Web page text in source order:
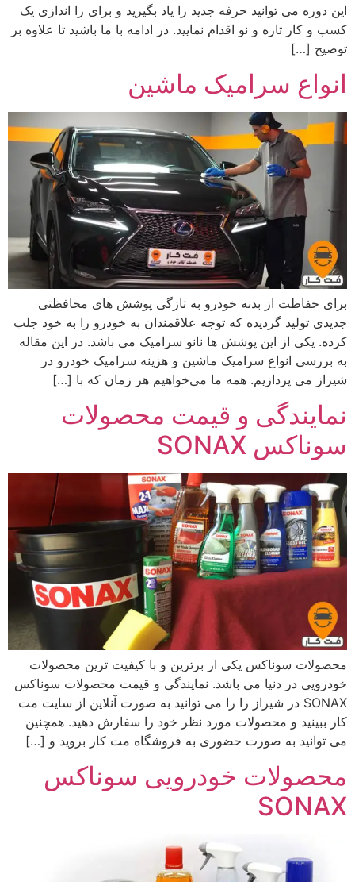
این دوره می توانید حرفه جدید را یاد بگیرید و برای را اندازی یک
کسب و کار تازه و نو اقدام نمایید. در ادامه با ما باشید تا علاوه بر
توضیح […]
انواع سرامیک ماشین
برای حفاظت از بدنه خودرو به تازگی پوشش های محافظتی
جدیدی تولید گردیده که توجه علاقمندان به خودرو را به خود جلب
کرده. یکی از این پوشش ها نانو سرامیک می باشد. در این مقاله
به بررسی انواع سرامیک ماشین و هزینه سرامیک خودرو در
شیراز می پردازیم. همه ما می‌خواهیم هر زمان که با […]
نمایندگی و قیمت محصولات
سوناکس SONAX
محصولات سوناکس یکی از برترین و با کیفیت ترین محصولات
خودرویی در دنیا می باشد. نمایندگی و قیمت محصولات سوناکس
SONAX در شیراز را را می توانید به صورت آنلاین از سایت مت
کار ببینید و محصولات مورد نظر خود را سفارش دهید. همچنین
می توانید به صورت حضوری به فروشگاه مت کار بروید و […]
محصولات خودرویی سوناکس
SONAX